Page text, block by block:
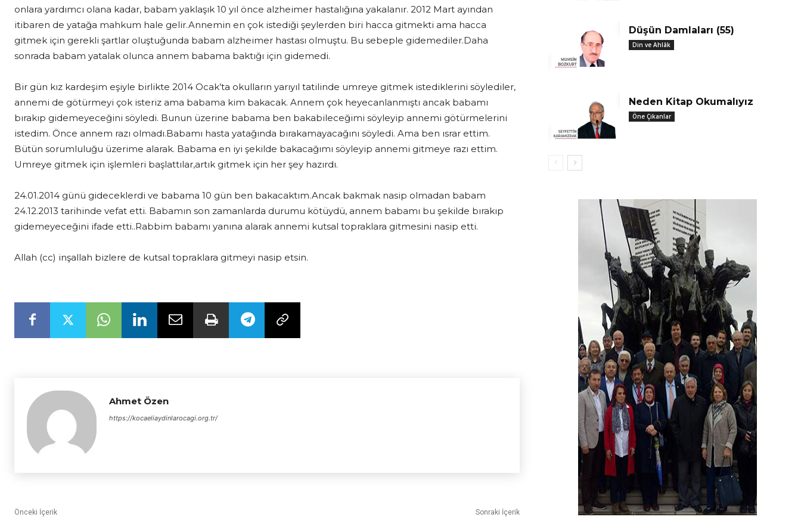
onlara yardımcı olana kadar, babam yaklaşık 10 yıl önce alzheimer hastalığına yakalanır. 2012 Mart ayından
itibaren de yatağa mahkum hale gelir.Annemin en çok istediği şeylerden biri hacca gitmekti ama hacca
gitmek için gerekli şartlar oluştuğunda babam alzheimer hastası olmuştu. Bu sebeple gidemediler.Daha
sonrada babam yatalak olunca annem babama baktığı için gidemedi.
Bir gün kız kardeşim eşiyle birlikte 2014 Ocak’ta okulların yarıyıl tatilinde umreye gitmek istediklerini söylediler,
annemi de götürmeyi çok isteriz ama babama kim bakacak. Annem çok heyecanlanmıştı ancak babamı
bırakıp gidemeyeceğini söyledi. Bunun üzerine babama ben bakabileceğimi söyleyip annemi götürmelerini
istedim. Önce annem razı olmadı.Babamı hasta yatağında bırakamayacağını söyledi. Ama ben ısrar ettim.
Bütün sorumluluğu üzerime alarak. Babama en iyi şekilde bakacağımı söyleyip annemi gitmeye razı ettim.
Umreye gitmek için işlemleri başlattılar,artık gitmek için her şey hazırdı.
24.01.2014 günü gideceklerdi ve babama 10 gün ben bakacaktım.Ancak bakmak nasip olmadan babam
24.12.2013 tarihinde vefat etti. Babamın son zamanlarda durumu kötüydü, annem babamı bu şekilde bırakıp
gidemeyeceğini ifade etti..Rabbim babamı yanına alarak annemi kutsal topraklara gitmesini nasip etti.
Allah (cc) inşallah bizlere de kutsal topraklara gitmeyi nasip etsin.
Ahmet Özen
https://kocaeliaydinlarocagi.org.tr/
Önceki İçerik Sonraki İçerik
Düşün Damlaları (55)
Din ve Ahlâk
Neden Kitap Okumalıyız
Öne Çıkanlar